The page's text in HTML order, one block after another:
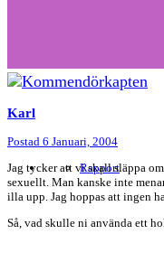
Karl
Postad 6 Januari, 2004
Rapport
Jag tycker att vi skall släppa
sexuellt. Man kanske inte
illa upp. Jag hoppas att ingen
Så, vad skulle ni använda ett